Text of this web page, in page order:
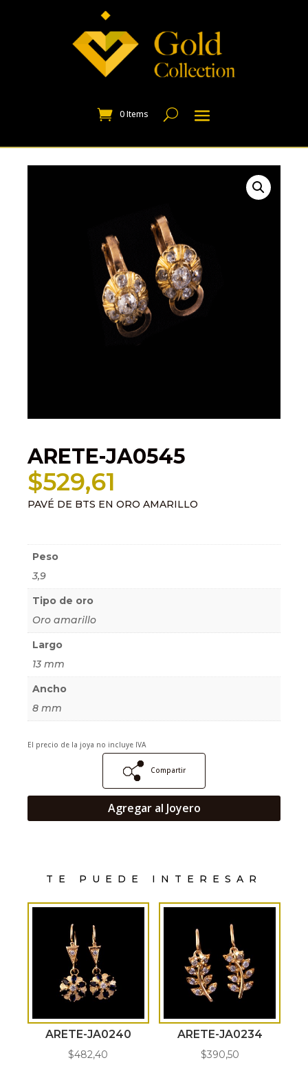
0 Items
ARETE-JA0545
$529,61
PAVÉ DE BTS EN ORO AMARILLO
Peso
3,9
Tipo de oro
Oro amarillo
Largo
13 mm
Ancho
8 mm
El precio de la joya no incluye IVA
Compartir
Agregar al Joyero
TE PUEDE INTERESAR
ARETE-JA0240
$482,40
ARETE-JA0234
$390,50